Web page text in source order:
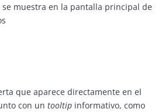
muestra en la pantalla principal de
que aparece directamente en el
con un tooltip informativo, como